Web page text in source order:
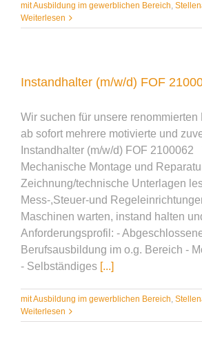
mit Ausbildung im gewerblichen Bereich,
Weiterlesen
Instandhalter (m/w/d) FOF
Wir suchen für unsere
ab sofort mehrere motivierte und
Instandhalter (m/w/d) FOF
Mechanische Montage und
Zeichnung/technische Unterlagen
Mess-,Steuer-und
Maschinen warten, instand halten
Anforderungsprofil: -
Berufsausbildung im o.g. Bereich -
- Selbständiges [...]
mit Ausbildung im gewerblichen Bereich,
Weiterlesen